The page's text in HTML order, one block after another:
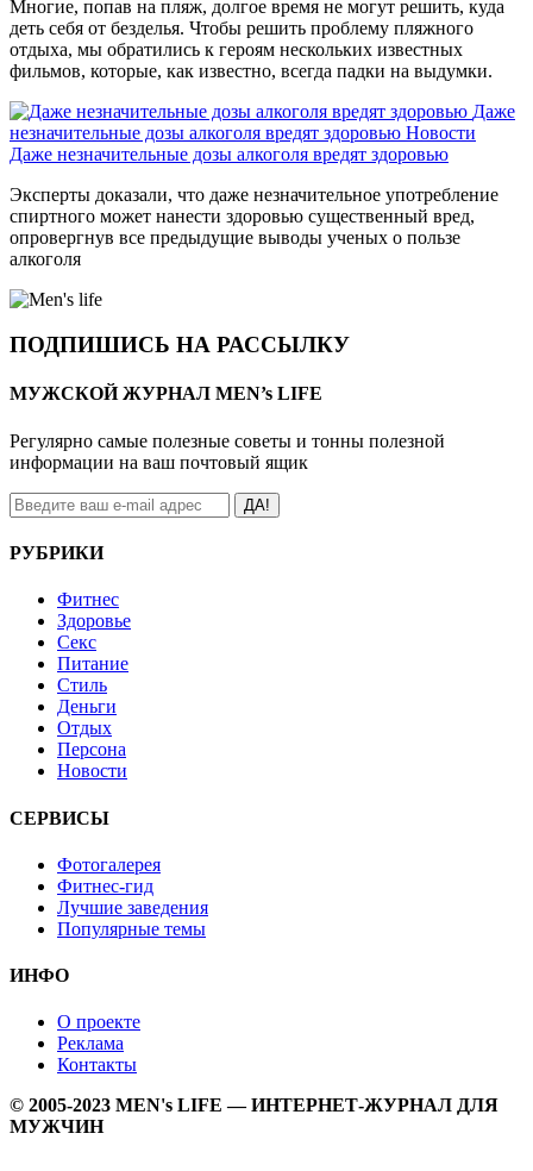
Многие, попав на пляж, долгое время не могут решить, куда
деть себя от безделья. Чтобы решить проблему пляжного
отдыха, мы обратились к героям нескольких известных
фильмов, которые, как известно, всегда падки на выдумки.
Даже
незначительные дозы алкоголя вредят здоровью Новости
Даже незначительные дозы алкоголя вредят здоровью
Эксперты доказали, что даже незначительное употребление
спиртного может нанести здоровью существенный вред,
опровергнув все предыдущие выводы ученых о пользе
алкоголя
ПОДПИШИСЬ НА РАССЫЛКУ
МУЖСКОЙ ЖУРНАЛ MEN’s LIFE
Регулярно самые полезные советы и тонны полезной
информации на ваш почтовый ящик
ДА!
РУБРИКИ
Фитнес
Здоровье
Секс
Питание
Стиль
Деньги
Отдых
Персона
Новости
СЕРВИСЫ
Фотогалерея
Фитнес-гид
Лучшие заведения
Популярные темы
ИНФО
О проекте
Реклама
Контакты
© 2005-2023 MEN's LIFE — ИНТЕРНЕТ-ЖУРНАЛ ДЛЯ
МУЖЧИН